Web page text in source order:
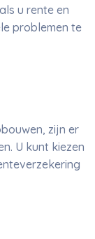
u rente en
problemen te
zijn er
U kunt kiezen